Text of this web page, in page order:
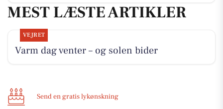
MEST LÆSTE ARTIKLER
VEJRET
Varm dag venter – og solen bider
Send en gratis lykønskning